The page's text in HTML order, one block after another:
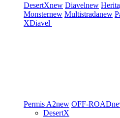
DesertXnew Diavelnew
Monsternew Multistradanew
XDiavel
Permis A2new OFF-ROAD
DesertX